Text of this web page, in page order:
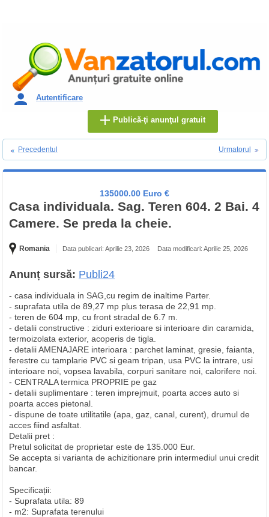
Autentificare
Publică-ţi anunţul gratuit
Precedentul Urmatorul
135000.00 Euro €
Casa individuala. Sag. Teren 604. 2 Bai. 4
Camere. Se preda la cheie.
Romania Data publicari: Aprilie 23, 2026 Data modificari: Aprilie 25, 2026
Anunț sursă: Publi24
- casa individuala in SAG,cu regim de inaltime Parter.
- suprafata utila de 89,27 mp plus terasa de 22,91 mp.
- teren de 604 mp, cu front stradal de 6.7 m.
- detalii constructive : ziduri exterioare si interioare din caramida,
termoizolata exterior, acoperis de tigla.
- detalii AMENAJARE interioara : parchet laminat, gresie, faianta,
ferestre cu tamplarie PVC si geam tripan, usa PVC la intrare, usi
interioare noi, vopsea lavabila, corpuri sanitare noi, calorifere noi.
- CENTRALA termica PROPRIE pe gaz
- detalii suplimentare : teren imprejmuit, poarta acces auto si
poarta acces pietonal.
- dispune de toate utilitatile (apa, gaz, canal, curent), drumul de
acces fiind asfaltat.
Detalii pret :
Pretul solicitat de proprietar este de 135.000 Eur.
Se accepta si varianta de achizitionare prin intermediul unui credit
bancar.
Specificații:
- Suprafata utila: 89
- m2: Suprafata terenului